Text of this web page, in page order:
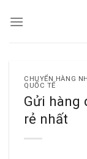
CHUYỂN HÀNG
QUỐC TẾ
Gửi hàng
rẻ nhất